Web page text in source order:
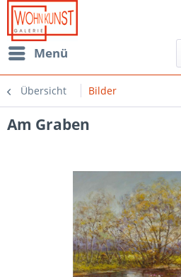
Menü
Übersicht Bilder
Am Graben